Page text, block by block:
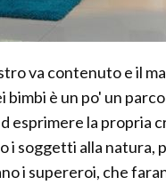
va contenuto e il
bimbi è un po' un
esprimere la propria
i soggetti alla natura,
i supereroi, che